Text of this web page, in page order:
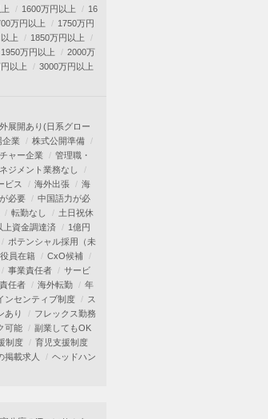
1600万円以上
16
万円以上
1750万円
上
1850万円以上
1950万円以上
2000万
以上
3000万円以上
展開あり(日系グロー
企業
株式公開準備
ャー企業
管理職・
ジメント業務なし
ビス
海外出張
海
必要
中国語力が必
転勤なし
土日祝休
上資金調達済
1億円
ポテンシャル採用（未
員在籍
CxO候補
事業責任者
サービ
任者 海外転勤
年
ンセンティブ制度
ス
あり
フレックス勤務
可能
副業してもOK
制度
育児支援制度
掲載求人
ヘッドハン